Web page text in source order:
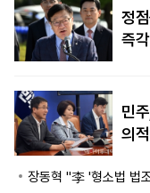
정
즉
민
의
장동혁 "李 '형소법 법